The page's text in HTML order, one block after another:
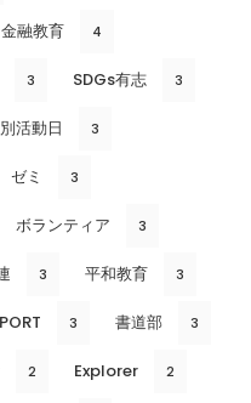
金融教育 4
3 SDGs有志 3
活動日 3
ゼミ 3
ボランティア 3
3 平和教育 3
3 書道部 3
2 Explorer 2